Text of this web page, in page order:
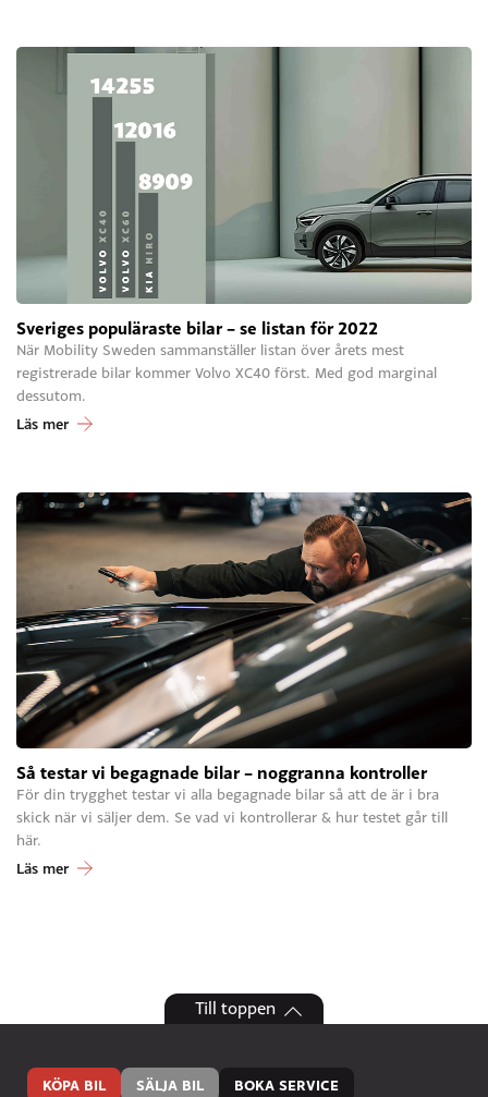
Sveriges populäraste bilar – se listan för 2022
När Mobility Sweden sammanställer listan över årets mest
registrerade bilar kommer Volvo XC40 först. Med god marginal
dessutom.
Läs mer
Så testar vi begagnade bilar – noggranna kontroller
För din trygghet testar vi alla begagnade bilar så att de är i bra
skick när vi säljer dem. Se vad vi kontrollerar & hur testet går till
här.
Läs mer
Till toppen
KÖPA BIL SÄLJA BIL BOKA SERVICE